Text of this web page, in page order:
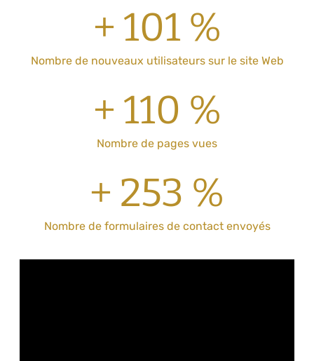
+ 101 %
Nombre de nouveaux utilisateurs sur le site Web
+ 110 %
Nombre de pages vues
+ 253 %
Nombre de formulaires de contact envoyés